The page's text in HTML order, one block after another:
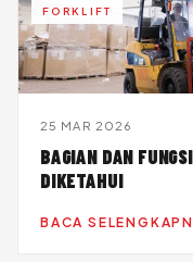
FORKLIFT
25 MAR 2026
BAGIAN DAN
DIKETAHUI
BACA